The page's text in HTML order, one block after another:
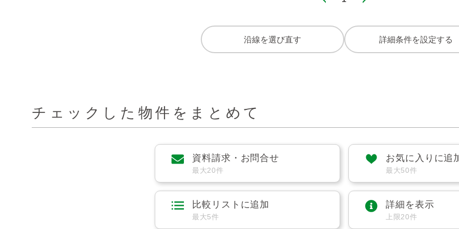
沿線を選び直す 詳細条件を設定する
チェックした物件をまとめて
資料請求・お問合せ
最大20件
お気に入りに追
最大50件
比較リストに追加
最大5件
詳細を表示
上限20件